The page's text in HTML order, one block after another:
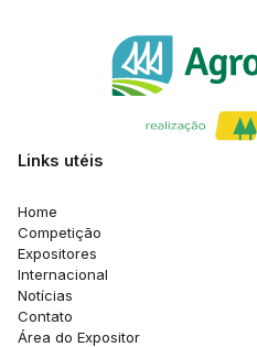
Links utéis
Home
Competição
Expositores
Internacional
Notícias
Contato
Área do Expositor